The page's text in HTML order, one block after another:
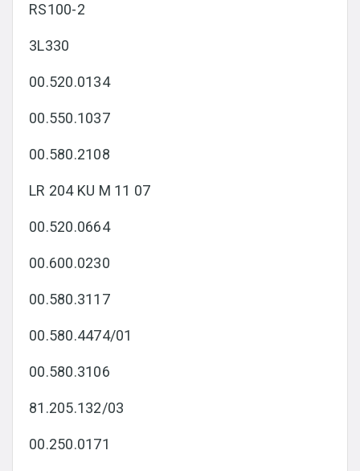
RS100-2
3L330
00.520.0134
00.550.1037
00.580.2108
LR 204 KU M 11 07
00.520.0664
00.600.0230
00.580.3117
00.580.4474/01
00.580.3106
81.205.132/03
00.250.0171